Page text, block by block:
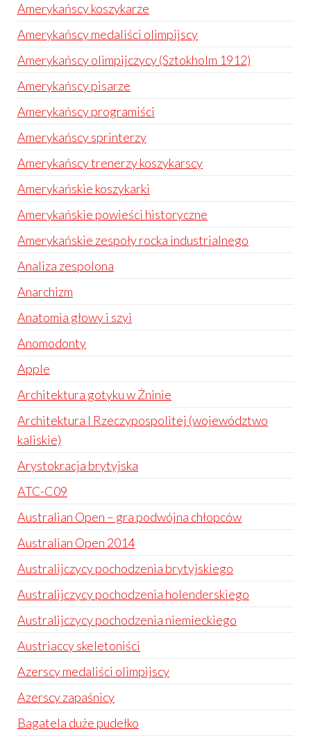
Amerykańscy koszykarze
Amerykańscy medaliści olimpijscy
Amerykańscy olimpijczycy (Sztokholm 1912)
Amerykańscy pisarze
Amerykańscy programiści
Amerykańscy sprinterzy
Amerykańscy trenerzy koszykarscy
Amerykańskie koszykarki
Amerykańskie powieści historyczne
Amerykańskie zespoły rocka industrialnego
Analiza zespolona
Anarchizm
Anatomia głowy i szyi
Anomodonty
Apple
Architektura gotyku w Żninie
Architektura I Rzeczypospolitej (województwo
kaliskie)
Arystokracja brytyjska
ATC-C09
Australian Open – gra podwójna chłopców
Australian Open 2014
Australijczycy pochodzenia brytyjskiego
Australijczycy pochodzenia holenderskiego
Australijczycy pochodzenia niemieckiego
Austriaccy skeletoniści
Azerscy medaliści olimpijscy
Azerscy zapaśnicy
Bagatela duże pudełko